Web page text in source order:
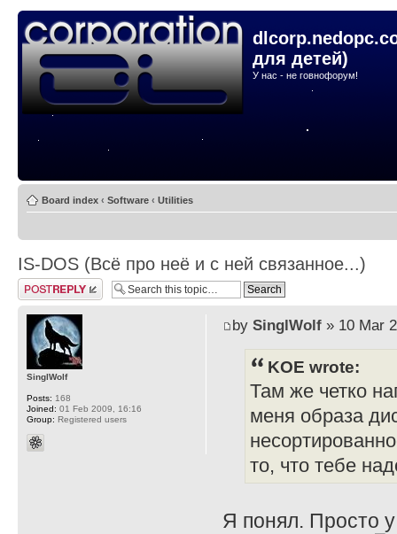
для детей)
У нас - не говнофорум!
Board index ‹ Software ‹ Utilities
IS-DOS (Всё про неё и с ней связанное...)
Post a reply
by SinglWolf» 10 Mar
KOE wrote:
Там же четко
меня образа
то, что тебе
Я понял. Просто
SinglWolf
Posts: 168
Joined: 01 Feb 2009, 16:16
Group: Registered users